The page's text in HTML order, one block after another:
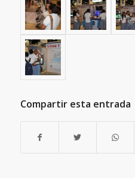
Compartir esta entrada